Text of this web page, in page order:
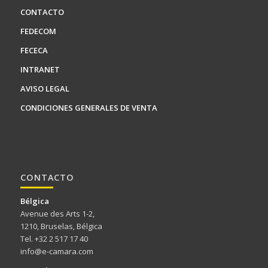
CONTACTO
FEDECOM
FECECA
INTRANET
AVISO LEGAL
CONDICIONES GENERALES DE VENTA
CONTACTO
Bélgica
Avenue des Arts 1-2,
1210, Bruselas, Bélgica
Tel. +32 2 517 17 40
info@e-camara.com